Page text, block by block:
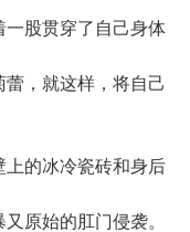
一股贯穿了自己身体
，就这样，将自己
的冰冷瓷砖和身后
原始的肛门侵袭。